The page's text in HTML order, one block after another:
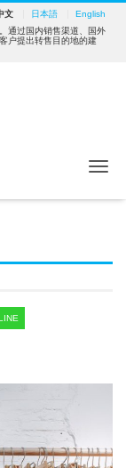
文 日本語
English
通过国内销售渠道、国外
户提出转售目的地的建